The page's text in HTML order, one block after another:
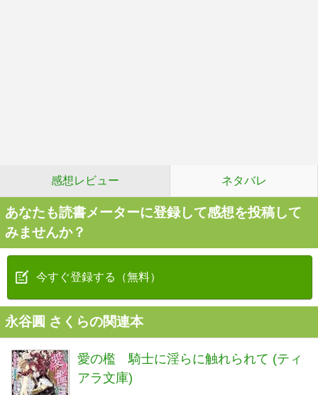
感想レビュー ネタバレ
あなたも読書メーターに登録して感想を投稿して
みませんか？
今すぐ登録する（無料）
永谷圓 さくらの関連本
愛の檻 騎士に淫らに触れられて (ティ
アラ文庫)